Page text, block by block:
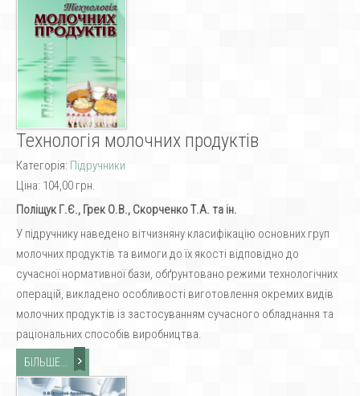
Технологія молочних продуктів
Категорія: Підручники
Ціна: 104,00 грн.
Поліщук Г.Є., Грек О.В., Скорченко Т.А. та ін.
У підручнику наведено вітчизняну класифікацію основних груп
молочних продуктів та вимоги до їх якості відповідно до
сучасної нормативної бази, обґрунтовано режими технологічних
операцій, викладено особливості виготовлення окремих видів
молочних продуктів із застосуванням сучасного обладнання та
раціональних способів виробництва.
БІЛЬШЕ...